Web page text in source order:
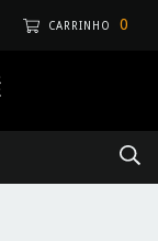
CARRINHO 0